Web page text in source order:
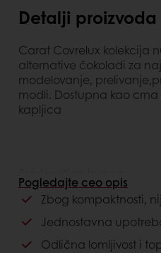
Detalji proizvoda
Carat Covrelux kolekcija
alternative čokoladi za
modelovanje,
modli. Dostupna kao
kapljica
Jednostavna
Nije potrebno
Široka primenjivost
Pogledajte ceo opis
Zbog kompaktnosti,
Jednostavna
Odlična lomljivost i